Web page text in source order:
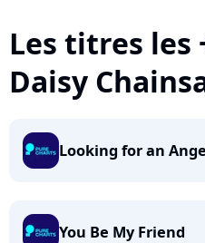
Les titres les
Daisy
Looking for an
You Be My Friend